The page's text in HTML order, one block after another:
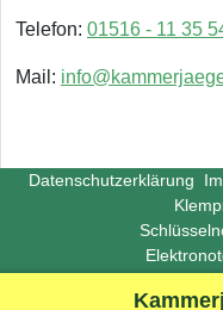
Telefon: 01516 - 11 35
Mail:
Datenschutzerklärung